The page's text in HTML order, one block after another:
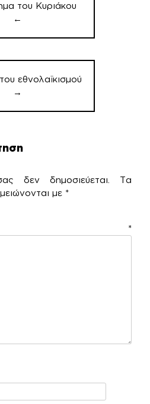
του Κυριάκου
←
εθνολαϊκισμού
→
δεν δημοσιεύεται.
Τα
με *
*